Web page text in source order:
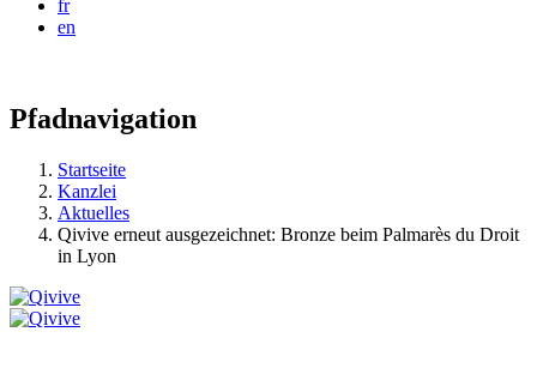
fr
en
Pfadnavigation
Startseite
Kanzlei
Aktuelles
Qivive erneut ausgezeichnet: Bronze beim Palmarès du Droit
in Lyon